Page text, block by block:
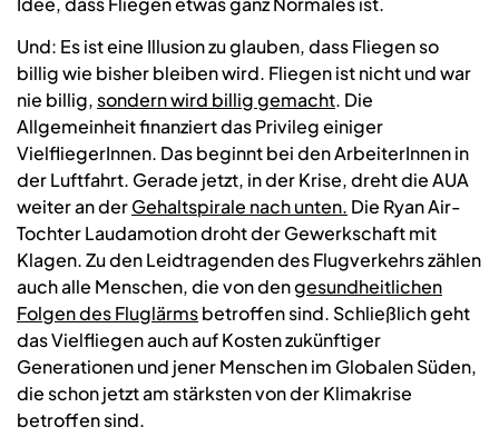
Und: Es ist eine Illusion zu glauben, dass Fliegen so
billig wie bisher bleiben wird. Fliegen ist nicht und war
nie billig, sondern wird billig gemacht. Die
Allgemeinheit finanziert das Privileg einiger
VielfliegerInnen. Das beginnt bei den ArbeiterInnen in
der Luftfahrt. Gerade jetzt, in der Krise, dreht die AUA
weiter an derGehaltspirale nach unten. Die Ryan Air-
Tochter Laudamotion droht der Gewerkschaft mit
Klagen. Zu den Leidtragenden des Flugverkehrs zählen
auch alle Menschen, die von dengesundheitlichen
Folgen des Fluglärmsbetroffen sind. Schließlich geht
das Vielfliegen auch auf Kosten zukünftiger
Generationen und jener Menschen im Globalen Süden,
die schon jetzt am stärksten von der Klimakrise
betroffen sind.